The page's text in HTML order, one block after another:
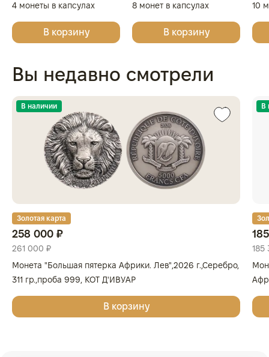
4 монеты в капсулах
(диаметр 46 мм), светло-
бордовыйВ корзину
8 монет в капсулах
(диаметр 46 мм), светло-
бордовыйВ корзину
10
Вы недавно смотрели
В наличии
Золотая карта
258 000 ₽
261 000 ₽
Монета "Большая пятерка Африки. Лев",2026 г.,Серебро,
311 гр.,проба 999, КОТ Д'ИВУАР
В корзину
В
185